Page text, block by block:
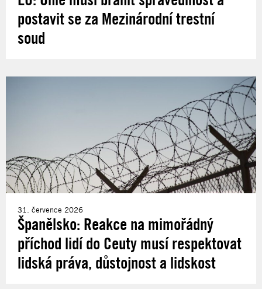
postavit se za Mezinárodní trestní
soud
31. července 2026
Španělsko: Reakce na mimořádný
příchod lidí do Ceuty musí respektovat
lidská práva, důstojnost a lidskost